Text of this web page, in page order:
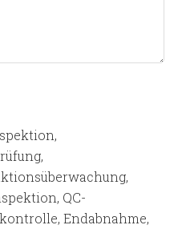
QC-
Endabnahme,